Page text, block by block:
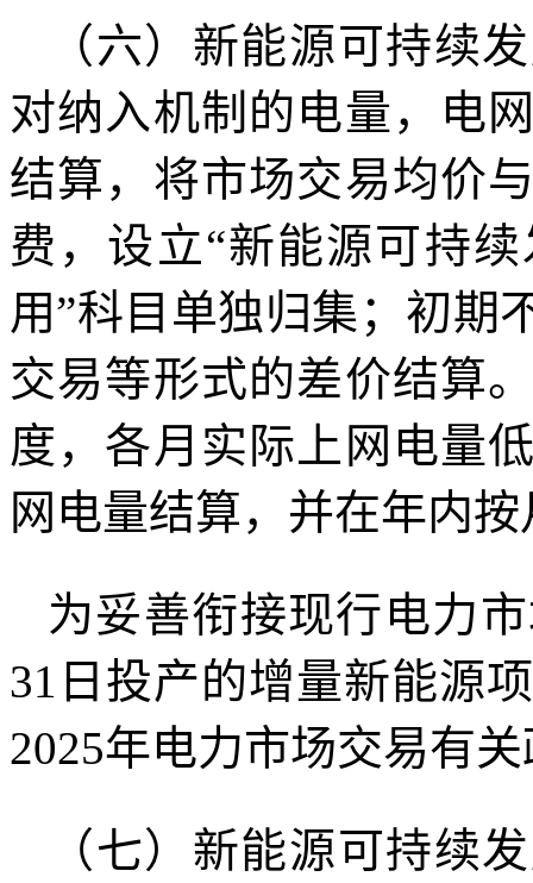
（六）新能源可持续
对纳入机制的电量，电
结算，将市场交易均价
费，设立“新能源可持
用”科目单独归集；初期
交易等形式的差价结算
度，各月实际上网电量
网电量结算，并在年内
为妥善衔接现行电力
31日投产的增量新能源
2025年电力市场交易有
（七）新能源可持续